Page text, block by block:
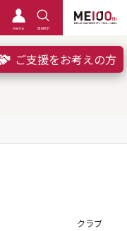
meimo SEARCH
ご支援をお考えの方
クラブ